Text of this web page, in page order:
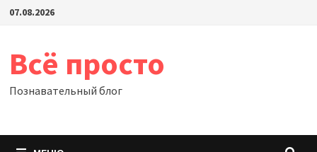
Перейти
07.08.2026
Всё просто
Познавательный блог